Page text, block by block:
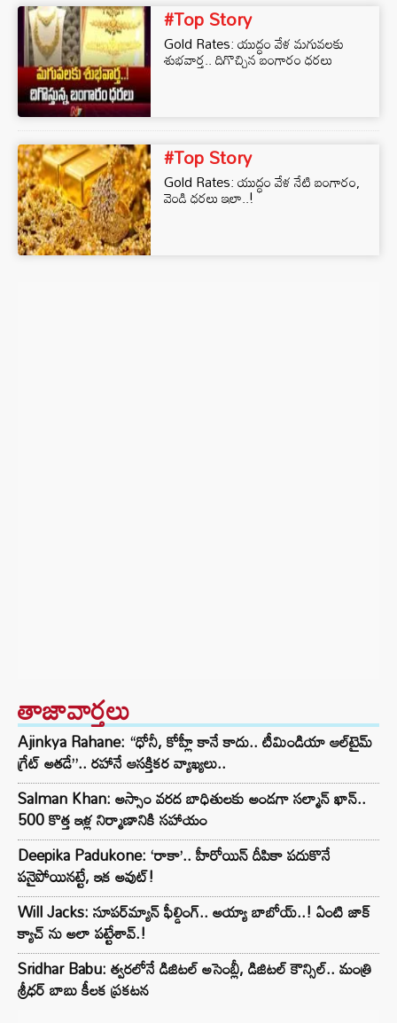
#Top Story
Gold Rates: యుద్ధం వేళ మగువలకు
శుభవార్త.. దిగొచ్చిన బంగారం ధరలు
#Top Story
Gold Rates: యుద్ధం వేళ నేటి బంగారం,
వెండి ధరలు ఇలా..!
తాజావార్తలు
Ajinkya Rahane: “ధోనీ, కోహ్లీ కానే కాదు.. టీమిండియా ఆల్‌టైమ్
గ్రేట్ అతడే”.. రహానే ఆసక్తికర వ్యాఖ్యలు..
Salman Khan: అస్సాం వరద బాధితులకు అండగా సల్మాన్ ఖాన్..
500 కొత్త ఇళ్ల నిర్మాణానికి సహాయం
Deepika Padukone: ‘రాకా’.. హీరోయిన్ దీపికా పదుకొనే
పనైపోయినట్టే, ఇక అవుట్!
Will Jacks: సూపర్‌మ్యాన్ ఫీల్డింగ్.. అయ్యా బాబోయ్..! ఏంటి జాక్
క్యాచ్ ను అలా పట్టేశావ్.!
Sridhar Babu: త్వరలోనే డిజిటల్ అసెంబ్లీ, డిజిటల్ కౌన్సిల్.. మంత్రి
శ్రీధర్ బాబు కీలక ప్రకటన